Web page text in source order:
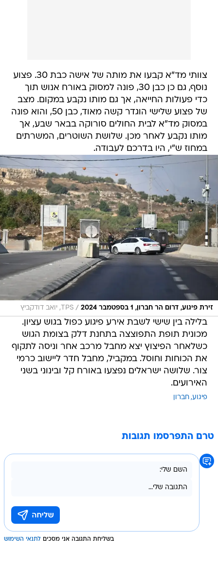
צוותי מד"א קבעו את מותה של אישה כבת 30. פצוע
נוסף, גם כן כבן 30, פונה למסוק באורח אנוש תוך
כדי פעולות החייאה, אך גם מותו נקבע במקום. מצב
של פצוע שלישי הוגדר קשה מאוד, כבן 50, והוא פונה
במסוק מד"א לבית החולים סורוקה בבאר שבע, אך
מותו נקבע לאחר מכן. שלושת השוטרים, המשרתים
במחוז ש"י, היו בדרכם לעבודה.
זירת פיגוע, דרום הר חברון, 1 בספטמבר 2024 / TPS, יואב דודקביץ
בלילה בין שישי לשבת אירע פיגוע כפול בגוש עציון.
מכונית תופת התפוצצה בתחנת דלק בצומת הגוש
כשלאחר הפיצוץ יצא מחבל מרכב אחר וניסה לתקוף
את הכוחות וחוסל. במקביל, מחבל חדר ליישוב כרמי
צור. שלושה ישראלים נפצעו באורח קל ובינוני בשני
האירועים.
פיגוע חברון
טרם התפרסמו תגובות
בשליחת התגובה אני מסכים לתנאי השימוש